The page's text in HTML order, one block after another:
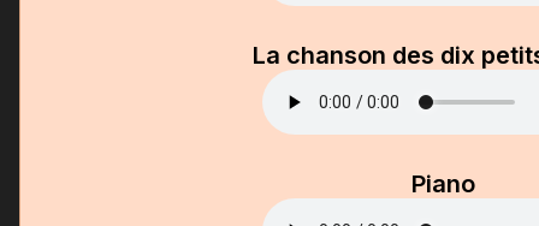
La chanson des dix
Piano